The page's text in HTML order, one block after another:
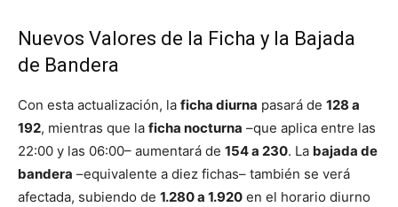
Nuevos Valores de la Ficha y la Bajada
de Bandera
Con esta actualización, la ficha diurna pasará de 128 a
192, mientras que la ficha nocturna –que aplica entre las
22:00 y las 06:00– aumentará de 154 a 230. La bajada de
bandera –equivalente a diez fichas– también se verá
afectada, subiendo de 1.280 a 1.920 en el horario diurno